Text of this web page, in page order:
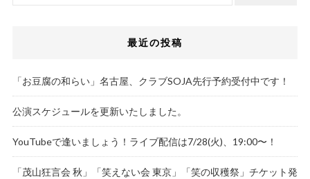
最近の投稿
「お豆腐の和らい」名古屋、クラブSOJA先行予約受付中です！
公演スケジュールを更新いたしました。
YouTubeで逢いましょう！ライブ配信は7/28(火)、19:00〜！
「茂山狂言会 秋」「笑えない会 東京」「笑の収穫祭」チケット発